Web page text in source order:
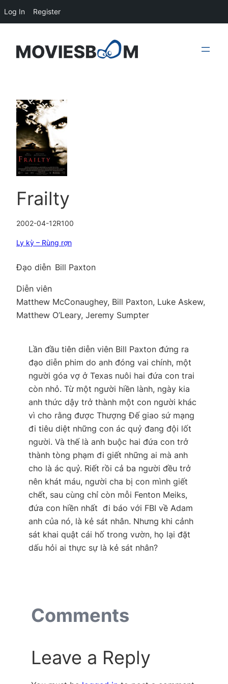
content
Frailty
2002-04-12R100
Ly kỳ – Rùng rợn
Đạo diễn Bill Paxton
Diễn viên
Matthew McConaughey, Bill Paxton, Luke Askew,
Matthew O’Leary, Jeremy Sumpter
Lần đầu tiên diễn viên Bill Paxton đứng ra
đạo diễn phim do anh đóng vai chính, một
người góa vợ ở Texas nuôi hai đứa con trai
còn nhỏ. Từ một người hiền lành, ngày kia
anh thức dậy trở thành một con người khác
vì cho rằng được Thượng Đế giao sứ mạng
đi tiêu diệt những con ác quỷ đang đội lốt
người. Và thế là anh buộc hai đứa con trở
thành tòng phạm đi giết những ai mà anh
cho là ác quỷ. Riết rồi cả ba người đều trở
nên khát máu, người cha bị con mình giết
chết, sau cùng chỉ còn mỗi Fenton Meiks,
đứa con hiền nhất  đi báo với FBI về Adam 
anh của nó, là kẻ sát nhân. Nhưng khi cảnh
sát khai quật cái hố trong vườn, họ lại đặt
dấu hỏi ai thực sự là kẻ sát nhân?
Comments
Leave a Reply
Log In Register